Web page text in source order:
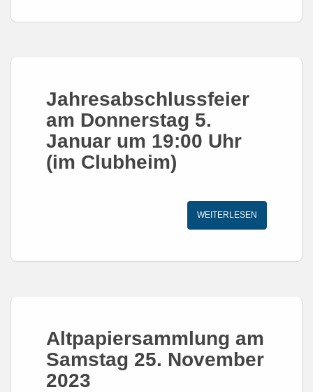
Jahresabschlussfeier
am Donnerstag 5.
Januar um 19:00 Uhr
(im Clubheim)
WEITERLESEN
Altpapiersammlung am
Samstag 25. November
2023